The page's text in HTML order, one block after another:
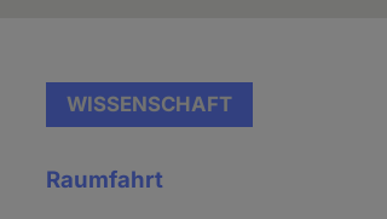
WISSENSCHAFT
Raumfahrt